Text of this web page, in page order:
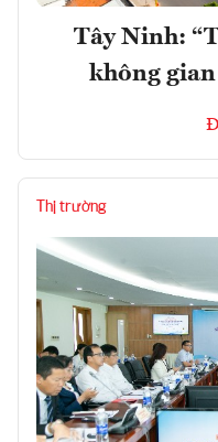
Tây Ninh:
không
Thị trường